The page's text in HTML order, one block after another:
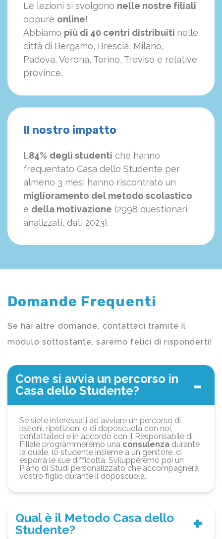
Le lezioni si svolgono nelle nostre filiali
oppure online!
Abbiamo più di 40 centri distribuiti nelle
città di Bergamo, Brescia, Milano,
Padova, Verona, Torino, Treviso e relative
province.
Il nostro impatto
L’84% degli studenti che hanno
frequentato Casa dello Studente per
almeno 3 mesi hanno riscontrato un
miglioramento del metodo scolastico
e della motivazione (2998 questionari
analizzati, dati 2023).
Domande Frequenti
Se hai altre domande, contattaci tramite il
modulo sottostante, saremo felici di risponderti!
Come si avvia un percorso in
Casa dello Studente?
Se siete interessati ad avviare un percorso di
lezioni, ripetizioni o di doposcuola con noi,
contattateci e in accordo con il Responsabile di
Filiale programmeremo una consulenza durante
la quale, lo studente insieme a un genitore, ci
esporrà le sue difficoltà. Svilupperemo poi un
Piano di Studi personalizzato che accompagnerà
vostro figlio durante il doposcuola.
Qual è il Metodo Casa dello
Studente?